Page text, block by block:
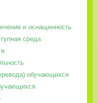
и оснащенность
среда
обучающихся